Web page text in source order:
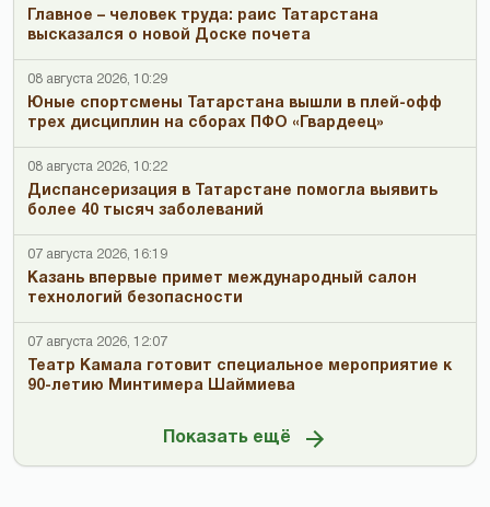
Главное – человек труда: раис Татарстана
высказался о новой Доске почета
08 августа 2026, 10:29
Юные спортсмены Татарстана вышли в плей-офф
трех дисциплин на сборах ПФО «Гвардеец»
08 августа 2026, 10:22
Диспансеризация в Татарстане помогла выявить
более 40 тысяч заболеваний
07 августа 2026, 16:19
Казань впервые примет международный салон
технологий безопасности
07 августа 2026, 12:07
Театр Камала готовит специальное мероприятие к
90-летию Минтимера Шаймиева
Показать ещё